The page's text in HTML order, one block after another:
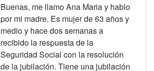
Buenas, me llamo Ana Maria y hablo
por mi madre. Es mujer de 63 años y
medio y hace dos semanas a
recibido la respuesta de la
Seguridad Social con la resolución
de la jubilación. Tiene una jubilación